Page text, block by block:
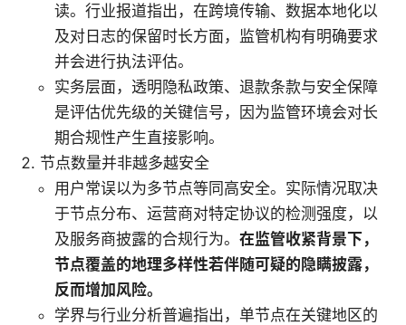
读。行业报道指出，在跨境传输、数据本地化以
及对日志的保留时长方面，监管机构有明确要求
并会进行执法评估。
实务层面，透明隐私政策、退款条款与安全保障
是评估优先级的关键信号，因为监管环境会对长
期合规性产生直接影响。
节点数量并非越多越安全
用户常误以为多节点等同高安全。实际情况取决
于节点分布、运营商对特定协议的检测强度，以
及服务商披露的合规行为。 在监管收紧背景下，
节点覆盖的地理多样性若伴随可疑的隐瞒披露，
反而增加风险。
学界与行业分析普遍指出，单节点在关键地区的